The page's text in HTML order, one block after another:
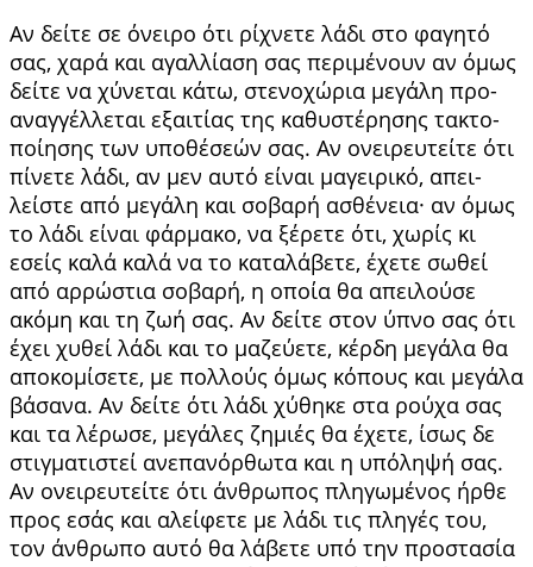
Αν δείτε σε όνειρο ότι ρίχνετε λάδι στο φαγητό
σας, χαρά και αγαλλίαση σας περιμένουν αν όμως
δείτε να χύνεται κάτω, στενοχώρια μεγάλη προ­
αναγγέλλεται εξαιτίας της καθυστέρησης τακτο­
ποίησης των υποθέσεών σας. Αν ονειρευτείτε ότι
πίνετε λάδι, αν μεν αυτό είναι μαγειρικό, απει­
λείστε από μεγάλη και σοβαρή ασθένεια· αν όμως
το λάδι είναι φάρμακο, να ξέρετε ότι, χω­ρίς κι
εσείς καλά καλά να το καταλάβετε, έχετε σωθεί
από αρρώστια σοβαρή, η οποία θα απει­λούσε
ακόμη και τη ζωή σας. Αν δείτε στον ύπνο σας ότι
έχει χυθεί λάδι και το μαζεύετε, κέρδη μεγάλα θα
αποκομίσετε, με πολλούς όμως κό­πους και μεγάλα
βάσανα. Αν δείτε ότι λάδι χύ­θηκε στα ρούχα σας
και τα λέρωσε, μεγάλες ζη­μιές θα έχετε, ίσως δε
στιγματιστεί ανεπανόρ­θωτα και η υπόληψή σας.
Αν ονειρευτείτε ότι άν­θρωπος πληγωμένος ήρθε
προς εσάς και αλεί­φετε με λάδι τις πληγές του,
τον άνθρωπο αυτό θα λάβετε υπό την προστασία